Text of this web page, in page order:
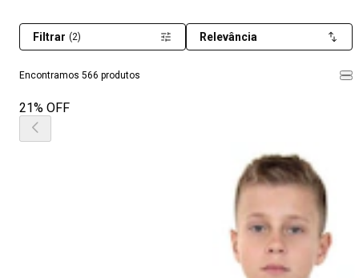
Encontramos 566 produtos
Filtrar (2) Relevância
21% OFF